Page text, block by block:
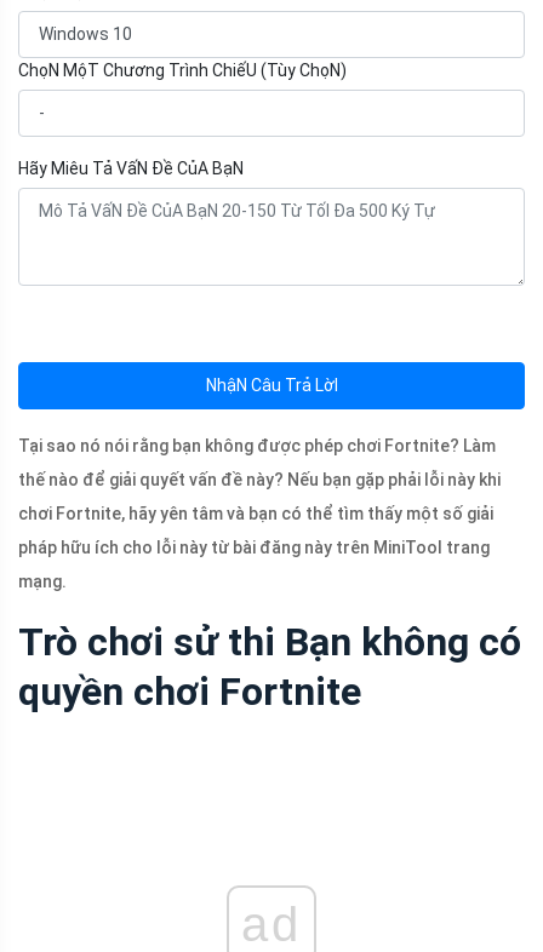
ChọN MộT Chương Trình ChiếU (Tùy ChọN)
Hãy Miêu Tả VấN Đề CủA BạN
NhậN Câu Trả LờI
Tại sao nó nói rằng bạn không được phép chơi Fortnite? Làm
thế nào để giải quyết vấn đề này? Nếu bạn gặp phải lỗi này khi
chơi Fortnite, hãy yên tâm và bạn có thể tìm thấy một số giải
pháp hữu ích cho lỗi này từ bài đăng này trên MiniTool trang
mạng.
Trò chơi sử thi Bạn không có
quyền chơi Fortnite
ad